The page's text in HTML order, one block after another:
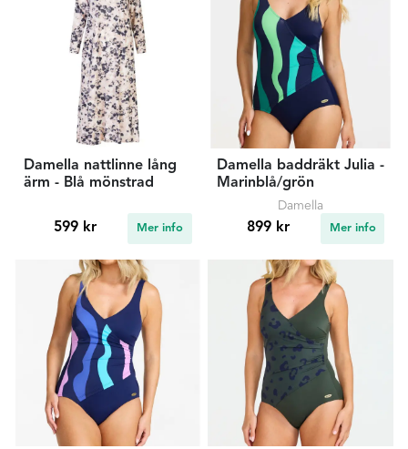
Damella nattlinne lång
ärm - Blå mönstrad
599 kr Mer info
Damella baddräkt Julia -
Marinblå/grön
Damella
899 kr Mer info